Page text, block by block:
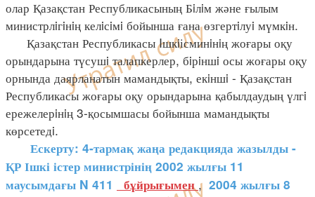
олар Қазақстан Республикасының Бiлiм және ғылым
министрлiгiнiң келiсiмi бойынша ғана өзгертiлуi мүмкiн.
Қазақстан Республикасы Iшкiісминiнiң жоғары оқу
орындарына түсушi талапкерлер, бiрiншi осы жоғары оқу
орнында даярланатын мамандықты, екiншi - Қазақстан
Республикасы жоғары оқу орындарына қабылдаудың үлгi
ережелерiнiң 3-қосымшасы бойынша мамандықты
көрсетедi.
Ескерту: 4-тармақ жаңа редакцияда жазылды -
ҚР Ішкі істер министрінің 2002 жылғы 11
маусымдағы N 411
бұйрығымен , 2004 жылғы 8